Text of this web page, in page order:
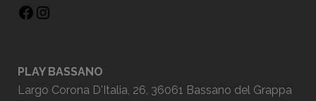
PLAY BASSANO
Largo Corona D'Italia, 26, 36061 Bassano del Grappa